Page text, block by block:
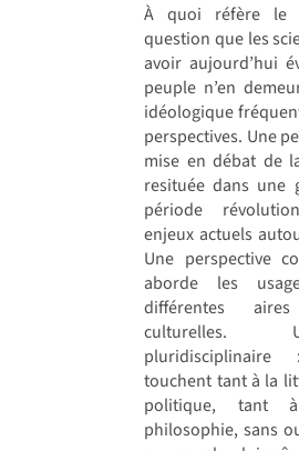
À quoi réfère le
question que les
avoir aujourd’hui
peuple n’en
idéologique
perspectives. Une
mise en débat de
resituée dans une
période
enjeux actuels
Une perspective
aborde les
différentes
culturelles.
touchent tant à la
politique, tant
philosophie, sans